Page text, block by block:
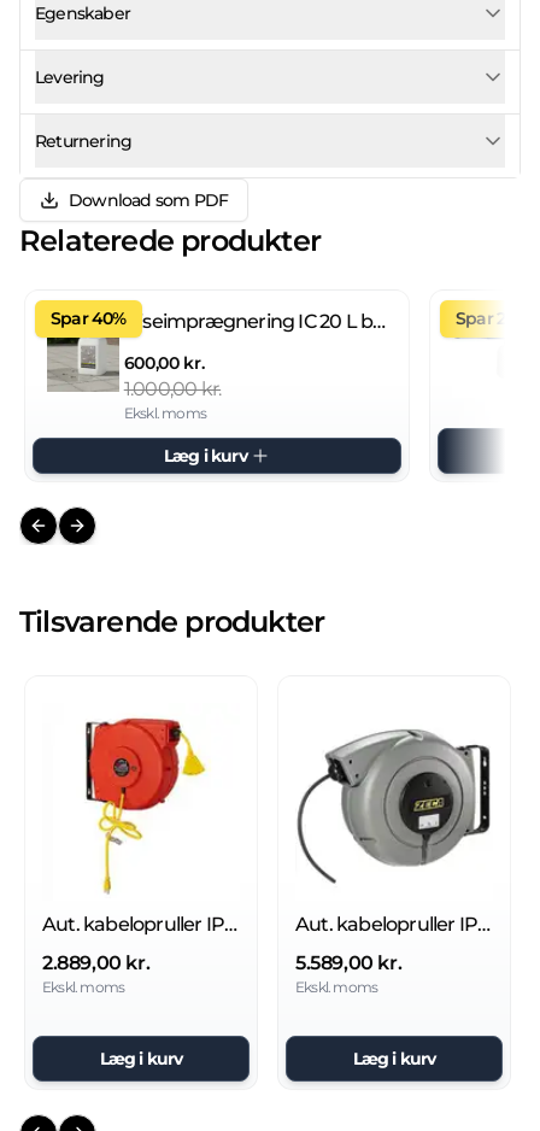
Egenskaber
Levering
Returnering
Download som PDF
Relaterede produkter
Spar 40% Fliseimprægnering IC 20 L brugsklar
600,00 kr.
1.000,00 kr.
Ekskl. moms
Læg i kurv
Spar 27%
Previous slide
Next slide
Tilsvarende produkter
Aut. kabelopruller IP42
2.889,00 kr.
Ekskl. moms
Læg i kurv
Aut. kabelopruller IP42
5.589,00 kr.
Ekskl. moms
Læg i kurv